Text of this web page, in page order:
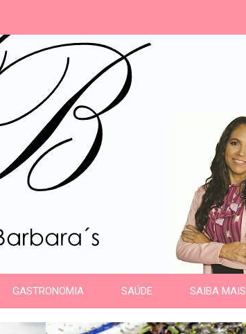
GASTRONOMIA SAÚDE SAIBA MAIS